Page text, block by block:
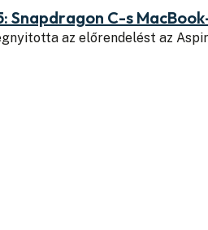
Snapdragon C-s
az előrendelést az